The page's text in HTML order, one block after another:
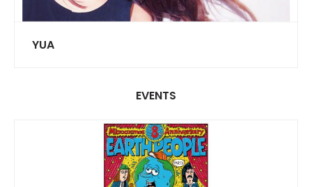
YUA
EVENTS